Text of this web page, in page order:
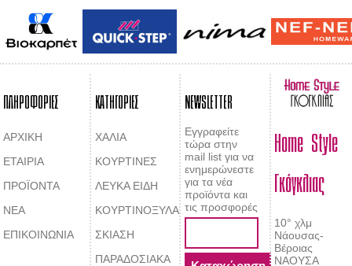
ΠΛΗΡΟΦΟΡΙΕΣ
ΑΡΧΙΚΗ
ΕΤΑΙΡΙΑ
ΠΡΟΪΟΝΤΑ
ΝΕΑ
ΕΠΙΚΟΙΝΩΝΙΑ
ΚΑΤΗΓΟΡΙΕΣ
ΧΑΛΙΑ
ΚΟΥΡΤΙΝΕΣ
ΛΕΥΚΑ ΕΙΔΗ
ΚΟΥΡΤΙΝΟΞΥΛΑ
ΣΚΙΑΣΗ
ΠΑΡΑΔΟΣΙΑΚΑ
NEWSLETTER
Εγγραφείτε
τώρα στην
mail list για να
ενημερώνεστε
για τα νέα
προϊόντα και
τις προσφορές
Home Style
Γκόγκλιας
10° χλμ
Νάουσας-
Βέροιας
ΝΑΟΥΣΑ